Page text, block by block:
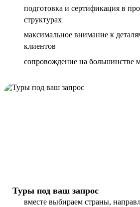
подготовка и сертификация в
структурах
максимальное внимание к
клиентов
сопровождение на большинстве
Туры под ваш запрос
вместе выбираем страны,